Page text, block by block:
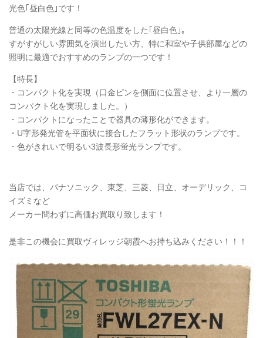
光色｢昼白色｣です！
普通の太陽光線と同等の色温度をした｢昼白色｣。
すがすがしい雰囲気を演出したい方、特に和室や子供部屋などの
照明に最適でおすすめのランプの一つです！
【特長】
・コンパクト化を実現（口金ピンを側面に位置させ、より一層の
コンパクト化を実現しました。）
・コンパクトになったことで器具の薄形化ができます。
・U字形発光管を平面状に接合したフラット形状のランプです。
・色がきれいで明るい3波長形蛍光ランプです。
当店では、パナソニック、東芝、三菱、日立、オーデリック、コ
イズミなど
メーカー問わずに高価お買取り致します！
是非この機会に買取ヴィレッジ朝霞へお持ち込みください！！！